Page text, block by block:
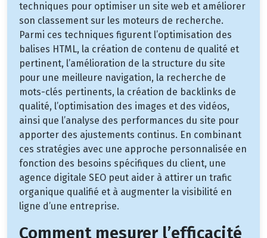
techniques pour optimiser un site web et améliorer
son classement sur les moteurs de recherche.
Parmi ces techniques figurent l’optimisation des
balises HTML, la création de contenu de qualité et
pertinent, l’amélioration de la structure du site
pour une meilleure navigation, la recherche de
mots-clés pertinents, la création de backlinks de
qualité, l’optimisation des images et des vidéos,
ainsi que l’analyse des performances du site pour
apporter des ajustements continus. En combinant
ces stratégies avec une approche personnalisée en
fonction des besoins spécifiques du client, une
agence digitale SEO peut aider à attirer un trafic
organique qualifié et à augmenter la visibilité en
ligne d’une entreprise.
Comment mesurer l’efficacité